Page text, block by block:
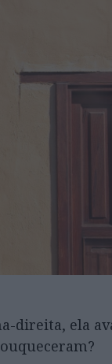
direita, ela